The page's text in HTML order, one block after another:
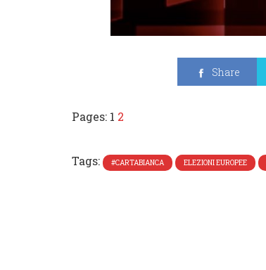
Share
Pages: 1 2
Tags: #CARTABIANCA ELEZIONI EUROPEE